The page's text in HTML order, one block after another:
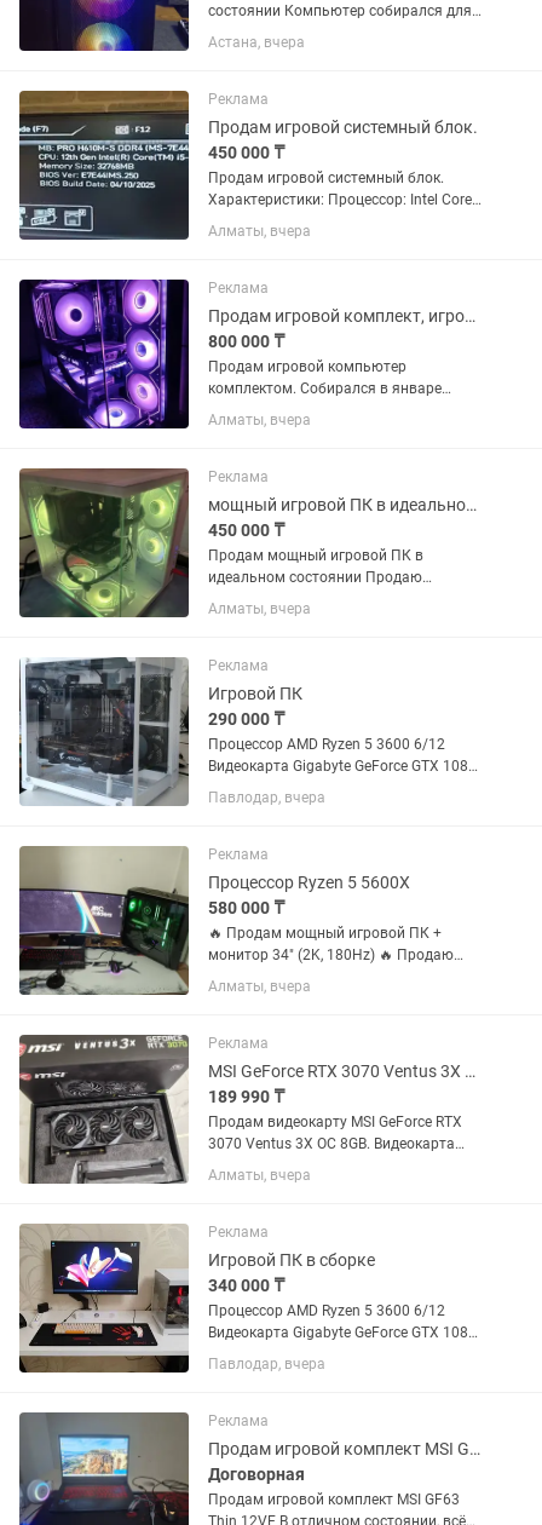
состоянии Компьютер собирался для
себя, поэтому при выборе
комплектующих делался упор на
комфортную работу. Использовался в
основном для...
Астана, вчера
Реклама
Продам игровой системный блок.
450 000 ₸
Продам игровой системный блок.
Характеристики: Процессор: Intel Core
i5-12400F Материнская плата: MSI PRO
H610M-S DDR4 Оперативная память: 32
12GB GDDR6 SSD:...
Алматы, вчера
Реклама
Продам игровой комплект, игровой компьютер, монитор и периферия
800 000 ₸
Продам игровой компьютер
комплектом. Собирался в январе
2026г. Отличный подарок как для себя
так и для родных, так же подойдет для
Алматы, вчера
Реклама
мощный игровой ПК в идеальном состоянии
450 000 ₸
Продам мощный игровой ПК в
идеальном состоянии Продаю
практически новый компьютер в
идеальном состоянии. Использовался
комплектующие в отличном
состоянии. Продаю только из-за...
Алматы, вчера
Реклама
Игровой ПК
290 000 ₸
Процессор AMD Ryzen 5 3600 6/12
Видеокарта Gigabyte GeForce GTX 1080
Ti AORUS 11gb Материнка MSI B550M
PRO-VDH WIFI Оперативная память
SSD накопитель 512 GB...
Павлодар, вчера
Реклама
Процессор Ryzen 5 5600X
580 000 ₸
🔥 Продам мощный игровой ПК +
монитор 34" (2K, 180Hz) 🔥 Продаю
свой личный ПК, всё в отличном
состоянии, собирал для себя — без
ХАРАКТЕРИСТИКИ: — Процессор:
Ryzen 5 5600X —...
Алматы, вчера
Реклама
MSI GeForce RTX 3070 Ventus 3X OC 8GB Полный комплект
189 990 ₸
Продам видеокарту MSI GeForce RTX
3070 Ventus 3X OC 8GB. Видеокарта
полностью исправна и готова к
подборка MSI. Документация.
Заводской...
Алматы, вчера
Реклама
Игровой ПК в сборке
340 000 ₸
Процессор AMD Ryzen 5 3600 6/12
Видеокарта Gigabyte GeForce GTX 1080
Ti AORUS 11gb Материнка MSI B550M
PRO-VDH WIFI Оперативная память
SSD накопитель 512 GB...
Павлодар, вчера
Реклама
Продам игровой комплект MSI GF63
Договорная
Продам игровой комплект MSI GF63
Thin 12VE В отличном состоянии, всё